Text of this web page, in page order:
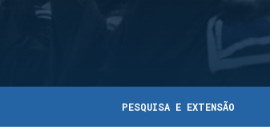
PESQUISA E EXTENSÃO